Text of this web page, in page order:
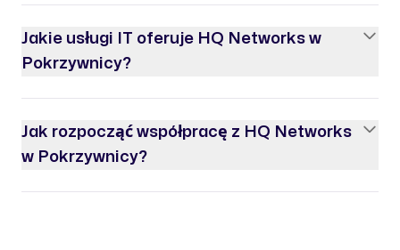
Jakie usługi IT oferuje HQ Networks w
Pokrzywnicy?
Jak rozpocząć współpracę z HQ Networks
w Pokrzywnicy?